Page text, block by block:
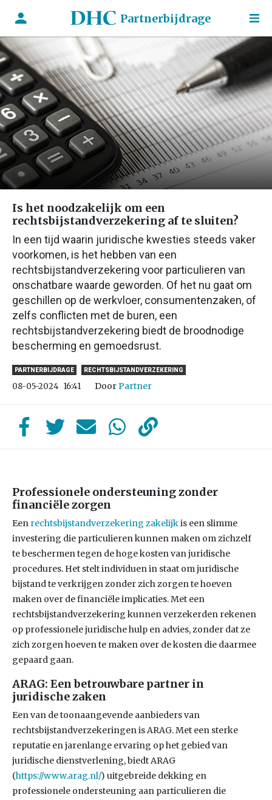
Partnerbijdrage
Is het noodzakelijk om een
rechtsbijstandverzekering af te sluiten?
In een tijd waarin juridische kwesties steeds vaker
voorkomen, is het hebben van een
rechtsbijstandverzekering voor particulieren van
onschatbare waarde geworden. Of het nu gaat om
geschillen op de werkvloer, consumentenzaken, of
zelfs conflicten met de buren, een
rechtsbijstandverzekering biedt de broodnodige
bescherming en gemoedsrust.
PARTNERBIJDRAGE RECHTSBIJSTANDVERZEKERING
08-05-2024 16:41 DoorPartner
Professionele ondersteuning zonder
financiële zorgen
Een rechtsbijstandverzekering zakelijkis een slimme
investering die particulieren kunnen maken om zichzelf
te beschermen tegen de hoge kosten van juridische
procedures. Het stelt individuen in staat om juridische
bijstand te verkrijgen zonder zich zorgen te hoeven
maken over de financiële implicaties. Met een
rechtsbijstandverzekering kunnen verzekerden rekenen
op professionele juridische hulp en advies, zonder dat ze
zich zorgen hoeven te maken over de kosten die daarmee
gepaard gaan.
ARAG: Een betrouwbare partner in
juridische zaken
Een van de toonaangevende aanbieders van
rechtsbijstandverzekeringen is ARAG. Met een sterke
reputatie en jarenlange ervaring op het gebied van
juridische dienstverlening, biedt ARAG
(https://www.arag.nl/) uitgebreide dekking en
professionele ondersteuning aan particulieren die